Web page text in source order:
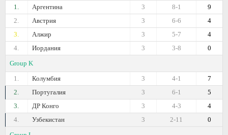
1.
Аргентина 9
8-1
3
2.
Австрия 4
6-6
3
3.
Алжир 4
5-7
3
4.
Иордания 0
3-8
3
Group K
1.
Колумбия 7
4-1
3
2.
Португалия 5
6-1
3
3.
ДР Конго 4
4-3
3
4.
Узбекистан 0
2-11
3